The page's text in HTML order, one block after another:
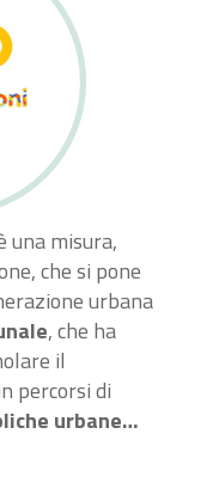
una misura,
che si pone
urbana
, che ha
il
percorsi di
urbane…